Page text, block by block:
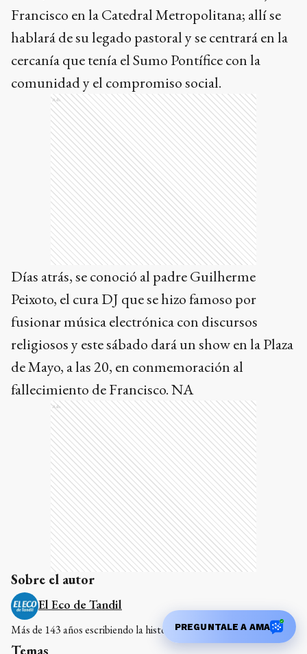
comunidad y el compromiso social.
Días atrás, se conoció al padre Guilherme
Peixoto, el cura DJ que se hizo famoso por
fusionar música electrónica con discursos
religiosos y este sábado dará un show en la Plaza
de Mayo, a las 20, en conmemoración al
fallecimiento de Francisco. NA
Sobre el autor
El Eco de Tandil
Más de 143 años escribiendo la historia de Tandil
Temas
Francisco
COMENTARIOS0
PREGUNTALE A AMA